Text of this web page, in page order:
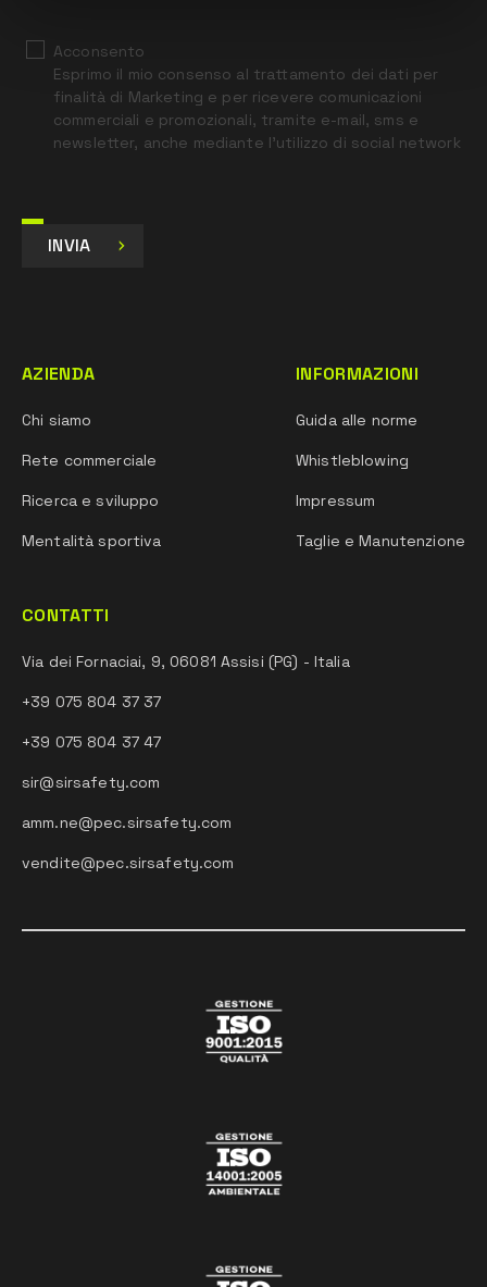
Acconsento
Esprimo il mio consenso al trattamento dei dati per
finalità di Marketing e per ricevere comunicazioni
commerciali e promozionali, tramite e-mail, sms e
newsletter, anche mediante l’utilizzo di social network
INVIA
AZIENDA
Chi siamo
Rete commerciale
Ricerca e sviluppo
Mentalità sportiva
INFORMAZIONI
Guida alle norme
Whistleblowing
Impressum
Taglie e Manutenzione
CONTATTI
Via dei Fornaciai, 9, 06081 Assisi (PG) - Italia
+39 075 804 37 37
+39 075 804 37 47
sir@sirsafety.com
amm.ne@pec.sirsafety.com
vendite@pec.sirsafety.com